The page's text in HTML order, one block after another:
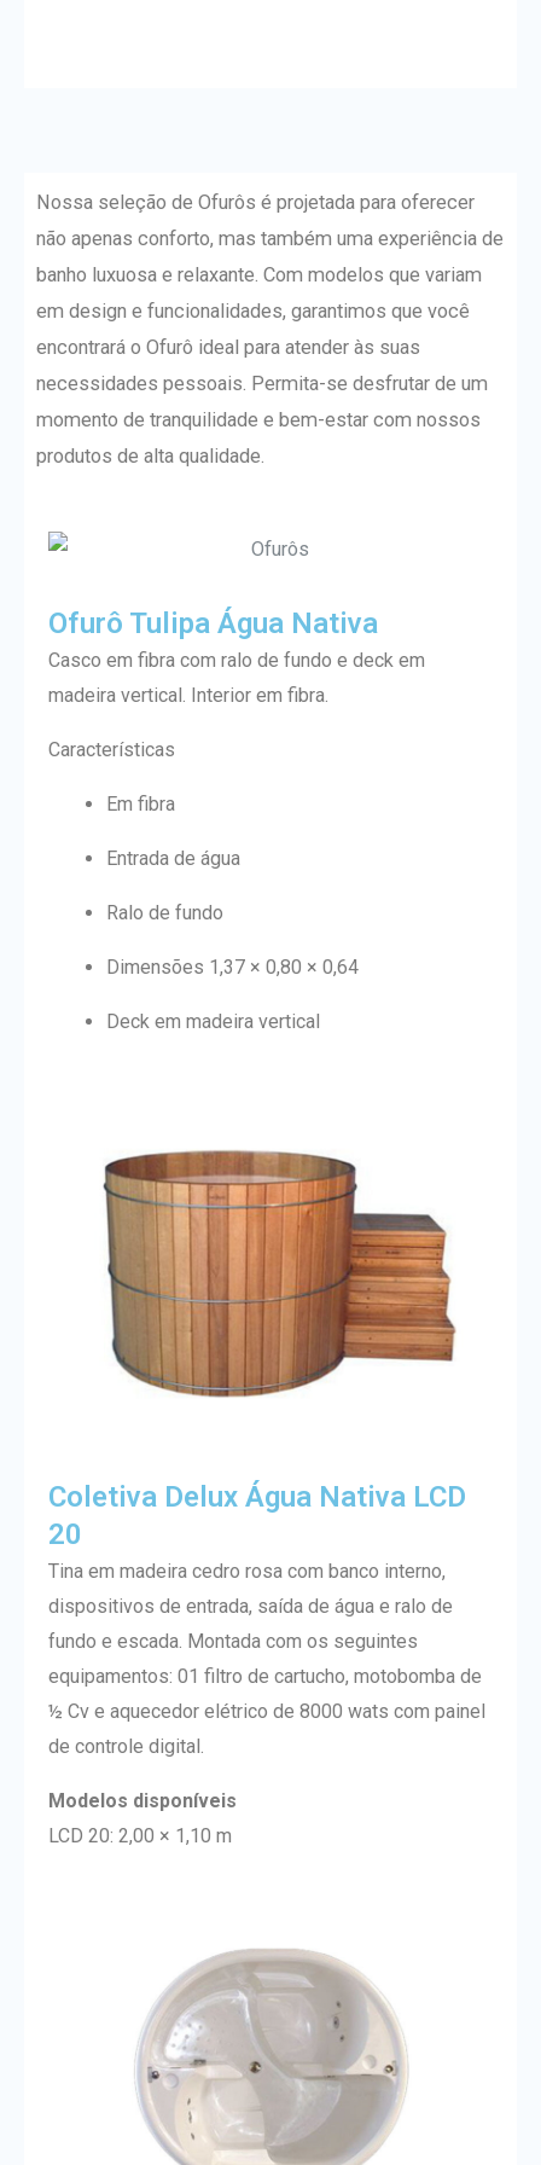
Nossa seleção de Ofurôs é projetada para oferecer
não apenas conforto, mas também uma experiência de
banho luxuosa e relaxante. Com modelos que variam
em design e funcionalidades, garantimos que você
encontrará o Ofurô ideal para atender às suas
necessidades pessoais. Permita-se desfrutar de um
momento de tranquilidade e bem-estar com nossos
produtos de alta qualidade.
Ofurô Tulipa Água Nativa
Casco em fibra com ralo de fundo e deck em
madeira vertical. Interior em fibra.
Características
Em fibra
Entrada de água
Ralo de fundo
Dimensões 1,37 × 0,80 × 0,64
Deck em madeira vertical
Coletiva Delux Água Nativa LCD
20
Tina em madeira cedro rosa com banco interno,
dispositivos de entrada, saída de água e ralo de
fundo e escada. Montada com os seguintes
equipamentos: 01 filtro de cartucho, motobomba de
½ Cv e aquecedor elétrico de 8000 wats com painel
de controle digital.
Modelos disponíveis
LCD 20: 2,00 × 1,10 m